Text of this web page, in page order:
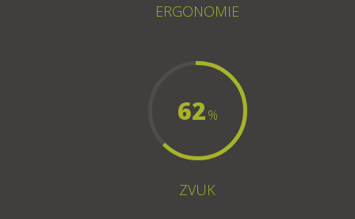
ERGONOMIE
62%
ZVUK